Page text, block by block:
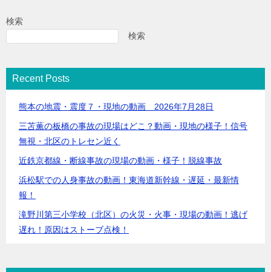
検索
検索
Recent Posts
熊本の地震・震度７・現地の動画 2026年7月28日
三苫薫の板橋の事故の現場はどこ？動画・現地の様子！信号
無視・北区のトレセン近く
近鉄京都線・断線事故の現場の動画・様子！脱線事故
浜松駅での人身事故の動画！東海道新幹線・遅延・最新情
報！
滝野川第三小学校（北区）の火災・火事・現場の動画！逃げ
遅れ！原因はストーブ点検！